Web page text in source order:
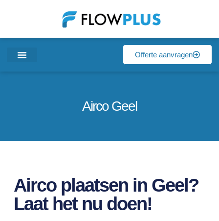
Offerte aanvragen
Airco Geel
Airco plaatsen in Geel?
Laat het nu doen!